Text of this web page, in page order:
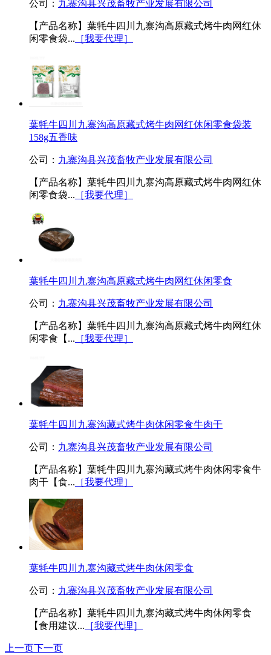
公司： 九寨沟县兴茂畜牧产业发展有限公司
【产品名称】葉牦牛四川九寨沟高原藏式烤牛肉网红休
闲零食袋... ［我要代理］
葉牦牛四川九寨沟高原藏式烤牛肉网红休闲零食袋装
158g五香味
公司： 九寨沟县兴茂畜牧产业发展有限公司
【产品名称】葉牦牛四川九寨沟高原藏式烤牛肉网红休
闲零食袋... ［我要代理］
葉牦牛四川九寨沟高原藏式烤牛肉网红休闲零食
公司： 九寨沟县兴茂畜牧产业发展有限公司
【产品名称】葉牦牛四川九寨沟高原藏式烤牛肉网红休
闲零食【... ［我要代理］
葉牦牛四川九寨沟藏式烤牛肉休闲零食牛肉干
公司： 九寨沟县兴茂畜牧产业发展有限公司
【产品名称】葉牦牛四川九寨沟藏式烤牛肉休闲零食牛
肉干【食... ［我要代理］
葉牦牛四川九寨沟藏式烤牛肉休闲零食
公司： 九寨沟县兴茂畜牧产业发展有限公司
【产品名称】葉牦牛四川九寨沟藏式烤牛肉休闲零食
【食用建议... ［我要代理］
上一页下一页